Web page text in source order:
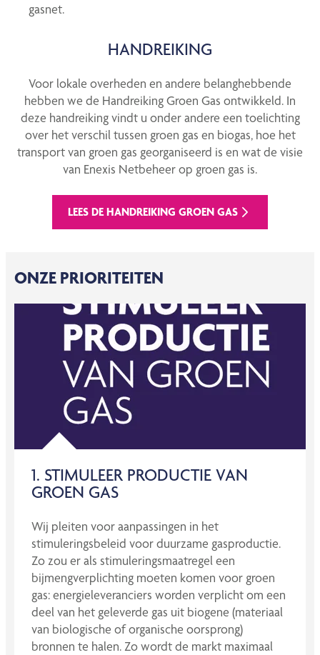
gasnet.
HANDREIKING
Voor lokale overheden en andere belanghebbende
hebben we de Handreiking Groen Gas ontwikkeld. In
deze handreiking vindt u onder andere een toelichting
over het verschil tussen groen gas en biogas, hoe het
transport van groen gas georganiseerd is en wat de visie
van Enexis Netbeheer op groen gas is.
LEES DE HANDREIKING GROEN GAS
ONZE PRIORITEITEN
1. STIMULEER PRODUCTIE VAN
GROEN GAS
Wij pleiten voor aanpassingen in het
stimuleringsbeleid voor duurzame gasproductie.
Zo zou er als stimuleringsmaatregel een
bijmengverplichting moeten komen voor groen
gas: energieleveranciers worden verplicht om een
deel van het geleverde gas uit biogene (materiaal
van biologische of organische oorsprong)
bronnen te halen. Zo wordt de markt maximaal